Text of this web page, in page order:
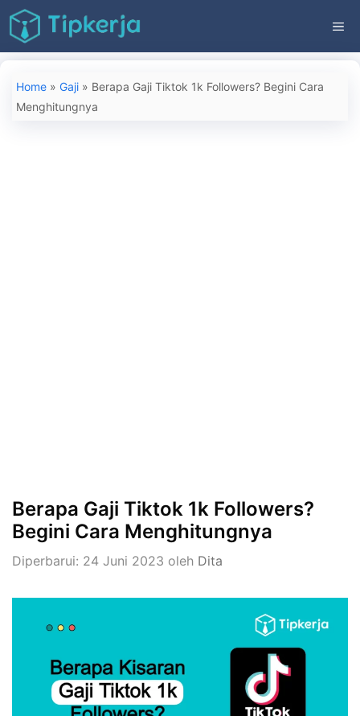
Langsung
ke
isi
Home » Gaji » Berapa Gaji Tiktok 1k Followers? Begini Cara
Menghitungnya
Berapa Gaji Tiktok 1k Followers?
Begini Cara Menghitungnya
Diperbarui: 24 Juni 2023 oleh Dita